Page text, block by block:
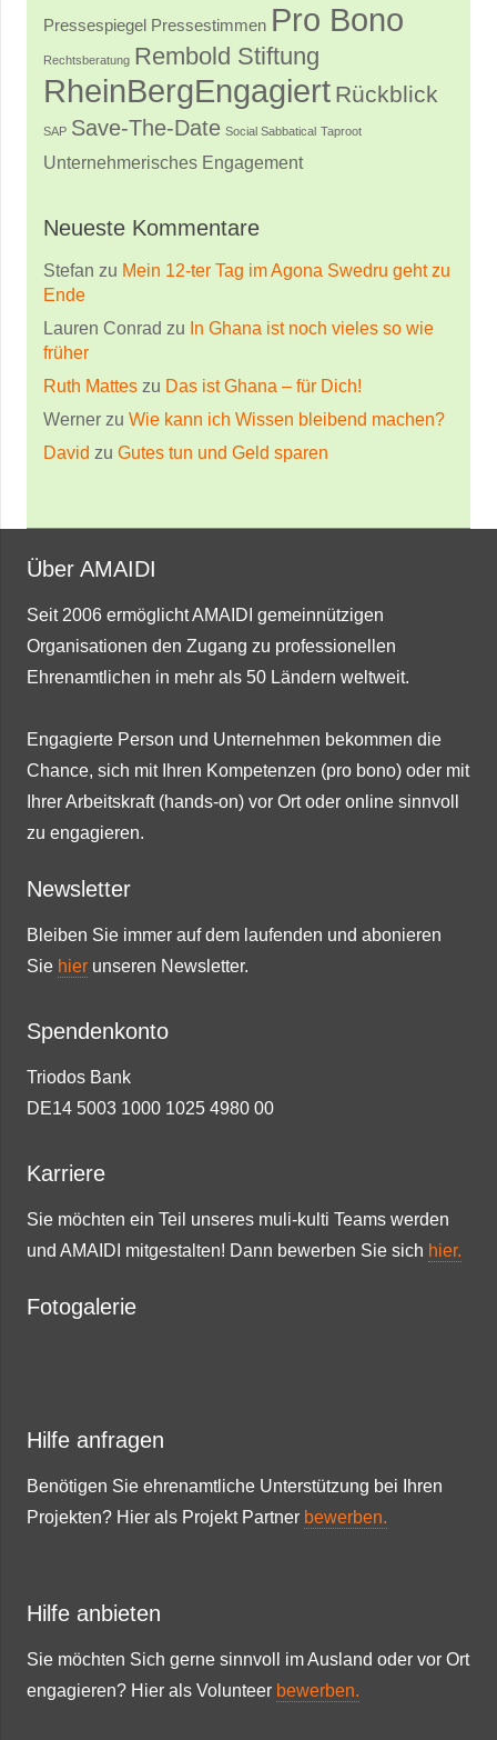
Pressespiegel Pressestimmen Pro Bono
Rechtsberatung Rembold Stiftung
RheinBergEngagiert Rückblick
SAP Save-The-Date Social Sabbatical Taproot
Unternehmerisches Engagement
Neueste Kommentare
Stefan zu Mein 12-ter Tag im Agona Swedru geht zu
Ende
Lauren Conrad zu In Ghana ist noch vieles so wie
früher
Ruth Mattes zu Das ist Ghana – für Dich!
Werner zu Wie kann ich Wissen bleibend machen?
David zu Gutes tun und Geld sparen
Über AMAIDI
Seit 2006 ermöglicht AMAIDI gemeinnützigen
Organisationen den Zugang zu professionellen
Ehrenamtlichen in mehr als 50 Ländern weltweit.
Engagierte Person und Unternehmen bekommen die
Chance, sich mit Ihren Kompetenzen (pro bono) oder mit
Ihrer Arbeitskraft (hands-on) vor Ort oder online sinnvoll
zu engagieren.
Newsletter
Bleiben Sie immer auf dem laufenden und abonieren
Sie hier unseren Newsletter.
Spendenkonto
Triodos Bank
DE14 5003 1000 1025 4980 00
Karriere
Sie möchten ein Teil unseres muli-kulti Teams werden
und AMAIDI mitgestalten! Dann bewerben Sie sich hier.
Fotogalerie
Hilfe anfragen
Benötigen Sie ehrenamtliche Unterstützung bei Ihren
Projekten? Hier als Projekt Partner bewerben.
Hilfe anbieten
Sie möchten Sich gerne sinnvoll im Ausland oder vor Ort
engagieren? Hier als Volunteer bewerben.